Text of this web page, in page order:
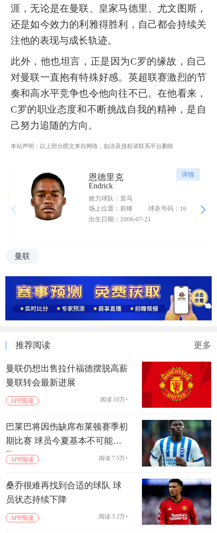
涯，无论是在曼联、皇家马德里、尤文图斯，
还是如今效力的利雅得胜利，自己都会持续关
注他的表现与成长轨迹。
此外，他也坦言，正是因为C罗的缘故，自己
对曼联一直抱有特殊好感。英超联赛激烈的节
奏和高水平竞争也令他向往不已。在他看来，
C罗的职业态度和不断挑战自我的精神，是自
己努力追随的方向。
本站声明：以上部分图文来自网络，如涉及侵权请联系平台删除
详情
恩德里克
Endrick
效力球队：皇马
场上位置：前锋
球衣号码：16
出生日期：2006-07-21
曼联
推荐阅读 更多
曼联仍想出售拉什福德摆脱高薪
曼联转会最新进展
APP阅读 阅读:10万+
巴莱巴将因伤缺席布莱顿赛季初
期比赛 球员今夏基本不可能离
队APP阅读 阅读:7.5万+
桑乔很难再找到合适的球队 球
员状态持续下降
APP阅读 阅读:3.2万+